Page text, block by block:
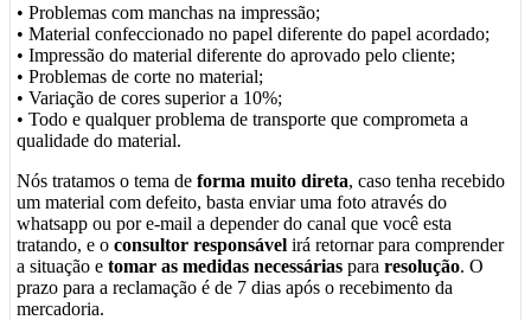
• Problemas com manchas na impressão;
• Material confeccionado no papel diferente do papel acordado;
• Impressão do material diferente do aprovado pelo cliente;
• Problemas de corte no material;
• Variação de cores superior a 10%;
• Todo e qualquer problema de transporte que comprometa a
qualidade do material.
Nós tratamos o tema de forma muito direta, caso tenha recebido
um material com defeito, basta enviar uma foto através do
whatsapp ou por e-mail a depender do canal que você esta
tratando, e o consultor responsável irá retornar para comprender
a situação e tomar as medidas necessárias para resolução. O
prazo para a reclamação é de 7 dias após o recebimento da
mercadoria.